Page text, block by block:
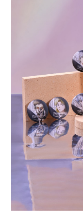
1.分期款項不併入電信帳
醒簡訊。
2.透過簡訊連結打開帳單
帳／街口支付／iPASS
【注意事項】
1.本服務係由「台灣大哥
用戶於交易時，得透過本
買賣價金債權讓與本公司
2.基於同意付款使用「大
資料（包含姓名、電話或
由本公司與您本人進行分
3.完整用戶服務條款，請詳
３．安心：先確認商品／
【「AFTEE先享後付」結
１．於結帳方式選擇「
結帳頁面，進行簡訊認證
２．訂單成立數日內，您
３．收到繳費通知簡訊後
ATM／網路銀行／等多元
※ 請注意：結帳手續完成
購買商品的店家。未經商
後付繳納相關費用。
※ 交易是否成功請以「
是否繳費成功／繳費後需
客戶支援中心」
https://
【注意事項】
１．透過由恩沛科技股份
易，需依本服務之必要範
每筆NT$80，滿NT$888(
付款後 全家取貨
每筆NT$80，滿NT$888(
7-11 取貨付款
每筆NT$80，滿
付款後 7-11取貨
每筆NT$80，滿
每筆NT$80，滿